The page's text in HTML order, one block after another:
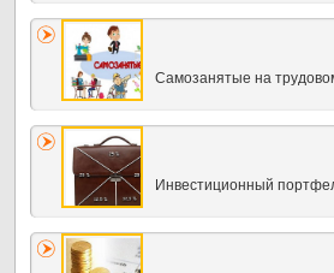
Самозанятые на
Инвестиционный